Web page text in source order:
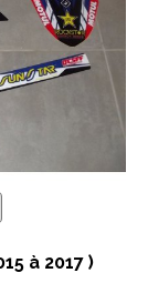
à 2017 )